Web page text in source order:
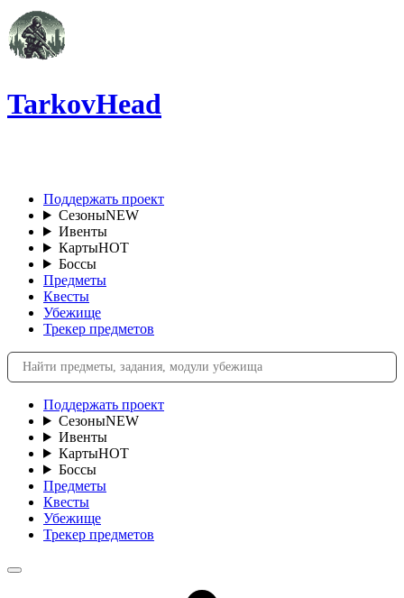
TarkovHead
Поддержать проект
СезоныNEW
Ивенты
КартыHOT
Боссы
Предметы
Квесты
Убежище
Трекер предметов
Поддержать проект
СезоныNEW
Ивенты
КартыHOT
Боссы
Предметы
Квесты
Убежище
Трекер предметов